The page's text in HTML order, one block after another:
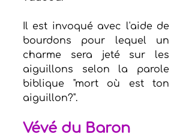
Il est invoqué avec l'aide de
bourdons pour lequel un
charme sera jeté sur les
aiguillons selon la parole
biblique "mort où est ton
aiguillon?".
Vévé du Baron